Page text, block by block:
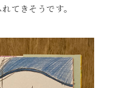
てきそうです。